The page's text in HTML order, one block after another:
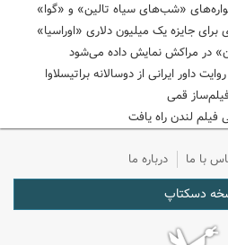
«شب‌های سیاه تالین» و «گوا»
جایزه یک میلیون دلاری «اوراسیا»
در مراکش نمایش داده می‌شود
داور ایرانی از دوسالانه براتیسلاوا
قمی
فیلم لندن راه یافت
با ما درباره ما
دسکتاپ